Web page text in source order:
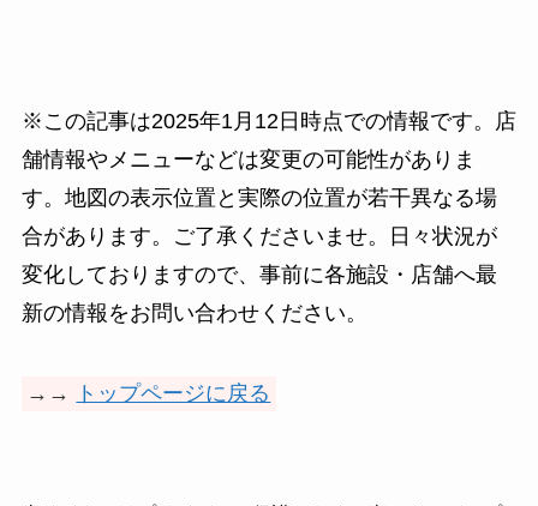
※この記事は2025年1月12日時点での情報です。店
舗情報やメニューなどは変更の可能性がありま
す。地図の表示位置と実際の位置が若干異なる場
合があります。ご了承くださいませ。日々状況が
変化しておりますので、事前に各施設・店舗へ最
新の情報をお問い合わせください。
→→ トップページに戻る